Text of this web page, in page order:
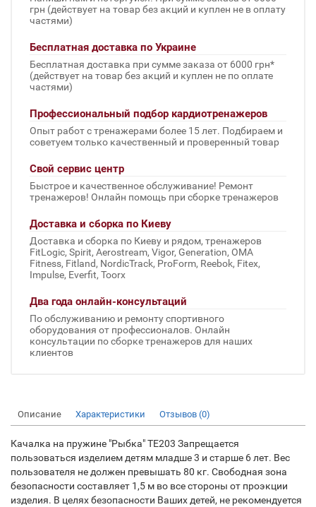
грн (действует на товар без акций и куплен не в оплату
частями)
Бесплатная доставка по Украине
Бесплатная доставка при сумме заказа от 6000 грн*
(действует на товар без акций и куплен не по оплате
частями)
Профессиональный подбор кардиотренажеров
Опыт работ с тренажерами более 15 лет. Подбираем и
советуем только качественный и проверенный товар
Свой сервис центр
Быстрое и качественное обслуживание! Ремонт
тренажеров! Онлайн помощь при сборке тренажеров
Доставка и сборка по Киеву
Доставка и сборка по Киеву и рядом, тренажеров
FitLogic, Spirit, Aerostream, Vigor, Generation, OMA
Fitness, Fitland, NordicTrack, ProForm, Reebok, Fitex,
Impulse, Everfit, Toorx
Два года онлайн-консультаций
По обслуживанию и ремонту спортивного
оборудования от профессионалов. Онлайн
консультации по сборке тренажеров для наших
клиентов
Описание Характеристики Отзывов (0)
Качалка на пружине "Рыбка" TE203 Запрещается
пользоваться изделием детям младше 3 и старше 6 лет. Вес
пользователя не должен превышать 80 кг. Свободная зона
безопасности составляет 1,5 м во все стороны от проэкции
изделия. В целях безопасности Ваших детей, не рекомендуется